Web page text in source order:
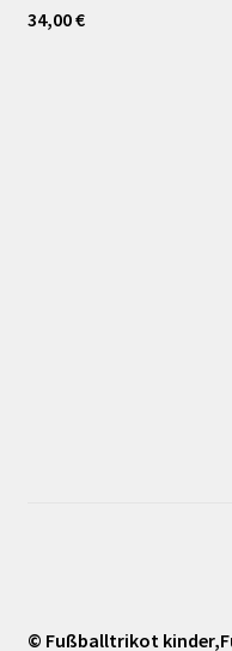
Bewertet mit
34,00€
© Fußballtrikot